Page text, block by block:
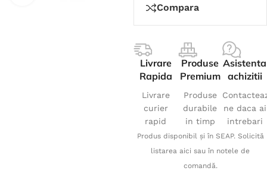
Compara
Livrare
Rapida
Livrare
curier
rapid
Produse
Premium
Produse
durabile
in timp
Asistenta
achizitii
ne daca ai
intrebari
Produs disponibil și în SEAP. Solicită
listarea aici sau în notele de
comandă.